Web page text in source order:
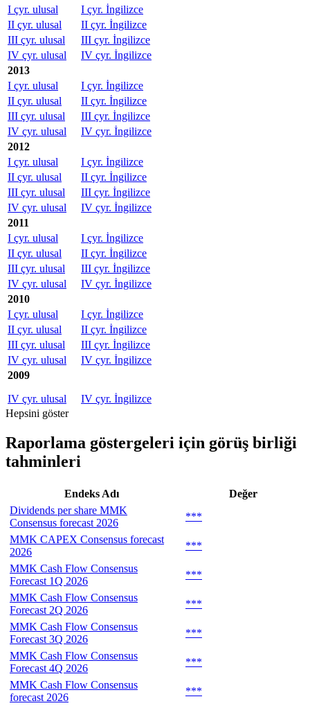
I çyr. ulusal
I çyr. İngilizce
II çyr. ulusal
II çyr. İngilizce
III çyr. ulusal
III çyr. İngilizce
IV çyr. ulusal
IV çyr. İngilizce
2013
I çyr. ulusal
I çyr. İngilizce
II çyr. ulusal
II çyr. İngilizce
III çyr. ulusal
III çyr. İngilizce
IV çyr. ulusal
IV çyr. İngilizce
2012
I çyr. ulusal
I çyr. İngilizce
II çyr. ulusal
II çyr. İngilizce
III çyr. ulusal
III çyr. İngilizce
IV çyr. ulusal
IV çyr. İngilizce
2011
I çyr. ulusal
I çyr. İngilizce
II çyr. ulusal
II çyr. İngilizce
III çyr. ulusal
III çyr. İngilizce
IV çyr. ulusal
IV çyr. İngilizce
2010
I çyr. ulusal
I çyr. İngilizce
II çyr. ulusal
II çyr. İngilizce
III çyr. ulusal
III çyr. İngilizce
IV çyr. ulusal
IV çyr. İngilizce
2009
IV çyr. ulusal
IV çyr. İngilizce
Hepsini göster
Raporlama göstergeleri için görüş birliği
tahminleri
Endeks Adı
Değer
Dividends per share MMK
Consensus forecast 2026
***
MMK CAPEX Consensus forecast
2026
***
MMK Cash Flow Consensus
Forecast 1Q 2026
***
MMK Cash Flow Consensus
Forecast 2Q 2026
***
MMK Cash Flow Consensus
Forecast 3Q 2026
***
MMK Cash Flow Consensus
Forecast 4Q 2026
***
MMK Cash Flow Consensus
forecast 2026
***